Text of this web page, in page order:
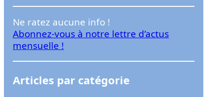
e
r
Ne ratez aucune info !
Abonnez-vous à notre lettre d’actus
mensuelle !
Articles par catégorie